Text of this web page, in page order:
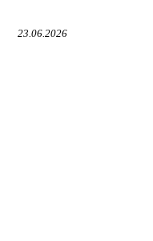
23.06.2026